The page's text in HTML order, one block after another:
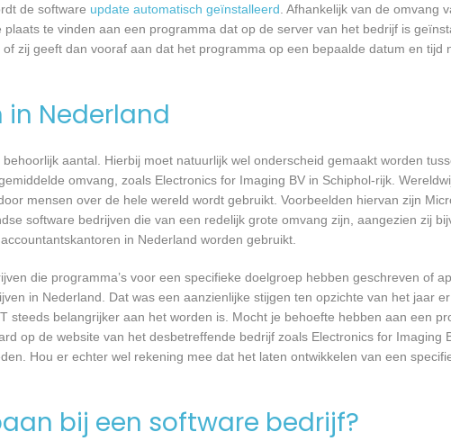
de software update automatisch geïnstalleerd . Afhankelijk van de omvang
te vinden aan een programma dat op de server van het bedrijf is
zij geeft dan vooraf aan dat het programma op een bepaalde datum en tijd
in Nederland
aantal. Hierbij moet natuurlijk wel onderscheid gemaakt worden
omvang, zoals Electronics for Imaging BV in Schiphol-rijk.
mensen over de hele wereld wordt gebruikt. Voorbeelden hiervan zijn
software bedrijven die van een redelijk grote omvang zijn, aangezien zij
in Nederland worden gebruikt.
die programma’s voor een specifieke doelgroep hebben geschreven of
in Nederland. Dat was een aanzienlijke stijgen ten opzichte van het jaar
steeds belangrijker aan het worden is. Mocht je behoefte hebben aan een
op de website van het desbetreffende bedrijf zoals Electronics for Imaging
Hou er echter wel rekening mee dat het laten ontwikkelen van een
bij een software bedrijf?